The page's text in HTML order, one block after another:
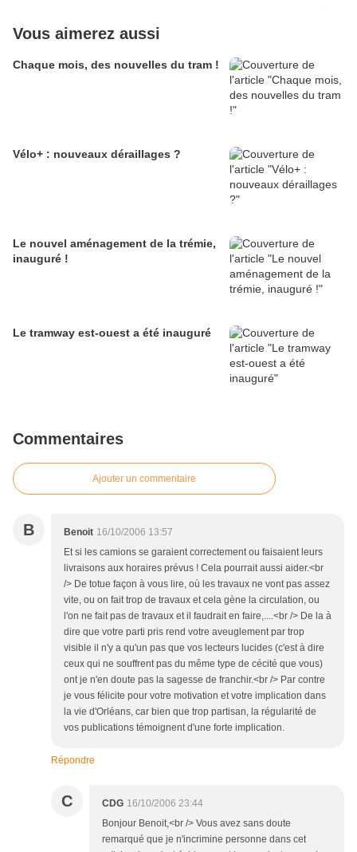
Vous aimerez aussi
Chaque mois, des nouvelles du tram !
Vélo+ : nouveaux déraillages ?
Le nouvel aménagement de la trémie,
inauguré !
Le tramway est-ouest a été inauguré
Commentaires
Ajouter un commentaire
B Benoit 16/10/2006 13:57
Et si les camions se garaient correctement ou faisaient leurs
livraisons aux horaires prévus ! Cela pourrait aussi aider.<br
/> De totue façon à vous lire, où les travaux ne vont pas assez
vite, ou on fait trop de travaux et cela gène la circulation, ou
l'on ne fait pas de travaux et il faudrait en faire,....<br /> De la à
dire que votre parti pris rend votre aveuglement par trop
visible il n'y a qu'un pas que vos lecteurs lucides (c'est à dire
ceux qui ne souffrent pas du même type de cécité que vous)
ont je n'en doute pas la sagesse de franchir.<br /> Par contre
je vous félicite pour votre motivation et votre implication dans
la vie d'Orléans, car bien que trop partisan, la régularité de
vos publications témoignent d'une forte implication.
Répondre
C CDG 16/10/2006 23:44
Bonjour Benoit,<br /> Vous avez sans doute
remarqué que je n'incrimine personne dans cet